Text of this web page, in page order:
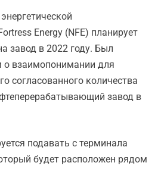
Energy (NFE) планирует
завод в 2022 году. Был
взаимопонимании для
согласованного количества
завод в
подавать с терминала
будет расположен рядом